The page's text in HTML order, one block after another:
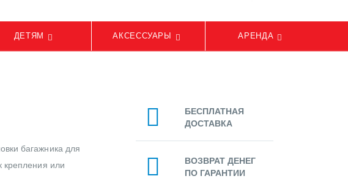
ДЕТЯМ АКСЕССУАРЫ АРЕНДА
багажника для
крепления или
БЕСПЛАТНАЯ
ДОСТАВКА
ВОЗВРАТ ДЕНЕГ
ПО ГАРАНТИИ